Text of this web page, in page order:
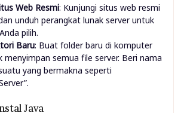
Web Resmi: Kunjungi situs web resmi
unduh perangkat lunak server untuk
pilih.
Baru: Buat folder baru di komputer
menyimpan semua file server. Beri nama
yang bermakna seperti
Java